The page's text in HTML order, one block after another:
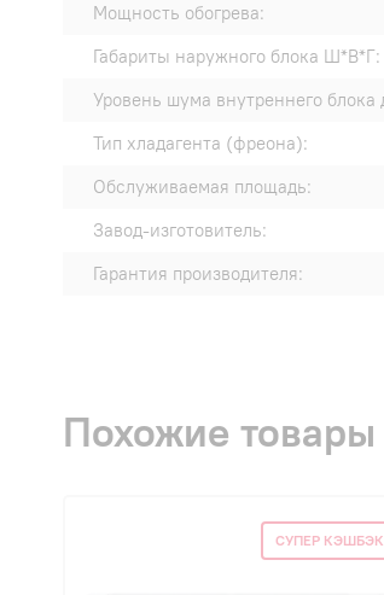
Мощность обогрева:
Габариты наружного блока Ш*В*Г:
Уровень шума внутреннего блока
Тип хладагента (фреона):
Обслуживаемая площадь:
Завод-изготовитель:
Гарантия производителя:
Похожие товары
СУПЕР КЭШБЭК